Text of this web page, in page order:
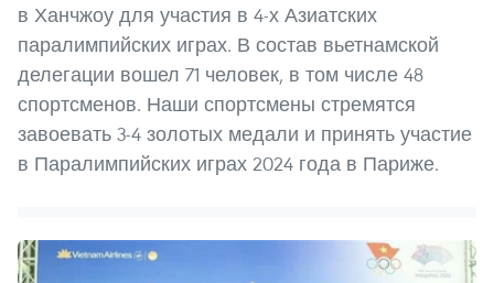
в Ханчжоу для участия в 4-х Азиатских
паралимпийских играх. В состав вьетнамской
делегации вошел 71 человек, в том числе 48
спортсменов. Наши спортсмены стремятся
завоевать 3-4 золотых медали и принять участие
в Паралимпийских играх 2024 года в Париже.